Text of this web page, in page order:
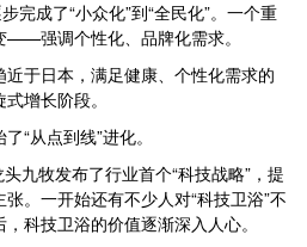
完成了“小众化”到“全民化”。一个重
——强调个性化、品牌化需求。
于日本，满足健康、个性化需求的
增长阶段。
“从点到线”进化。
九牧发布了行业首个“科技战略”，提
。一开始还有不少人对“科技卫浴”不
科技卫浴的价值逐渐深入人心。